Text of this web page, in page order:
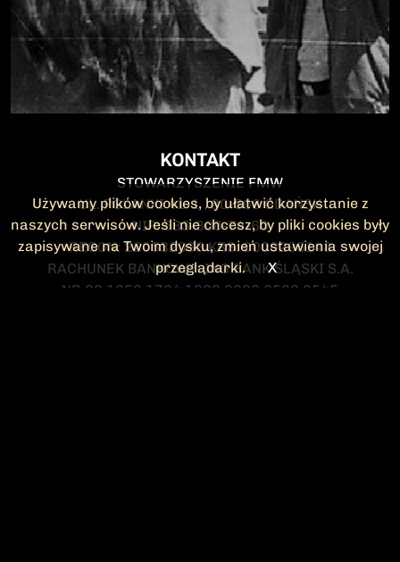
KONTAKT
STOWARZYSZENIE FMW
UL. POLANKI 41-1 , 80-308 GDAŃSK
NIP: 583-300-74-60
REGON: 220532063 KRS: 0000295148
RACHUNEK BANKOWY: ING BANK ŚLĄSKI S.A.
NR 90 1050 1764 1000 0023 2582 8545
Używamy plików cookies, by ułatwić korzystanie z
naszych serwisów. Jeśli nie chcesz, by pliki cookies były
zapisywane na Twoim dysku, zmień ustawienia swojej
przeglądarki.
X